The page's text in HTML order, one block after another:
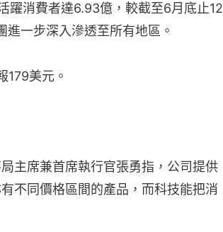
躍消費者達6.93億，較截至6月底止12
一步深入滲透至所有地區。
179美元。
主席兼首席執行官張勇指，公司提供
不同價格區間的產品，而科技能把消